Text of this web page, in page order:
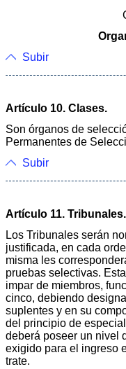
Subir
Artículo 10. Clases.
Son órganos de
Permanentes de
Subir
Artículo 11. Tribunales.
Los Tribunales serán
justificada, en cada
misma les
pruebas selectivas.
impar de miembros,
cinco, debiendo
suplentes y en su
del principio de
deberá poseer un nivel
exigido para el ingreso
trate.